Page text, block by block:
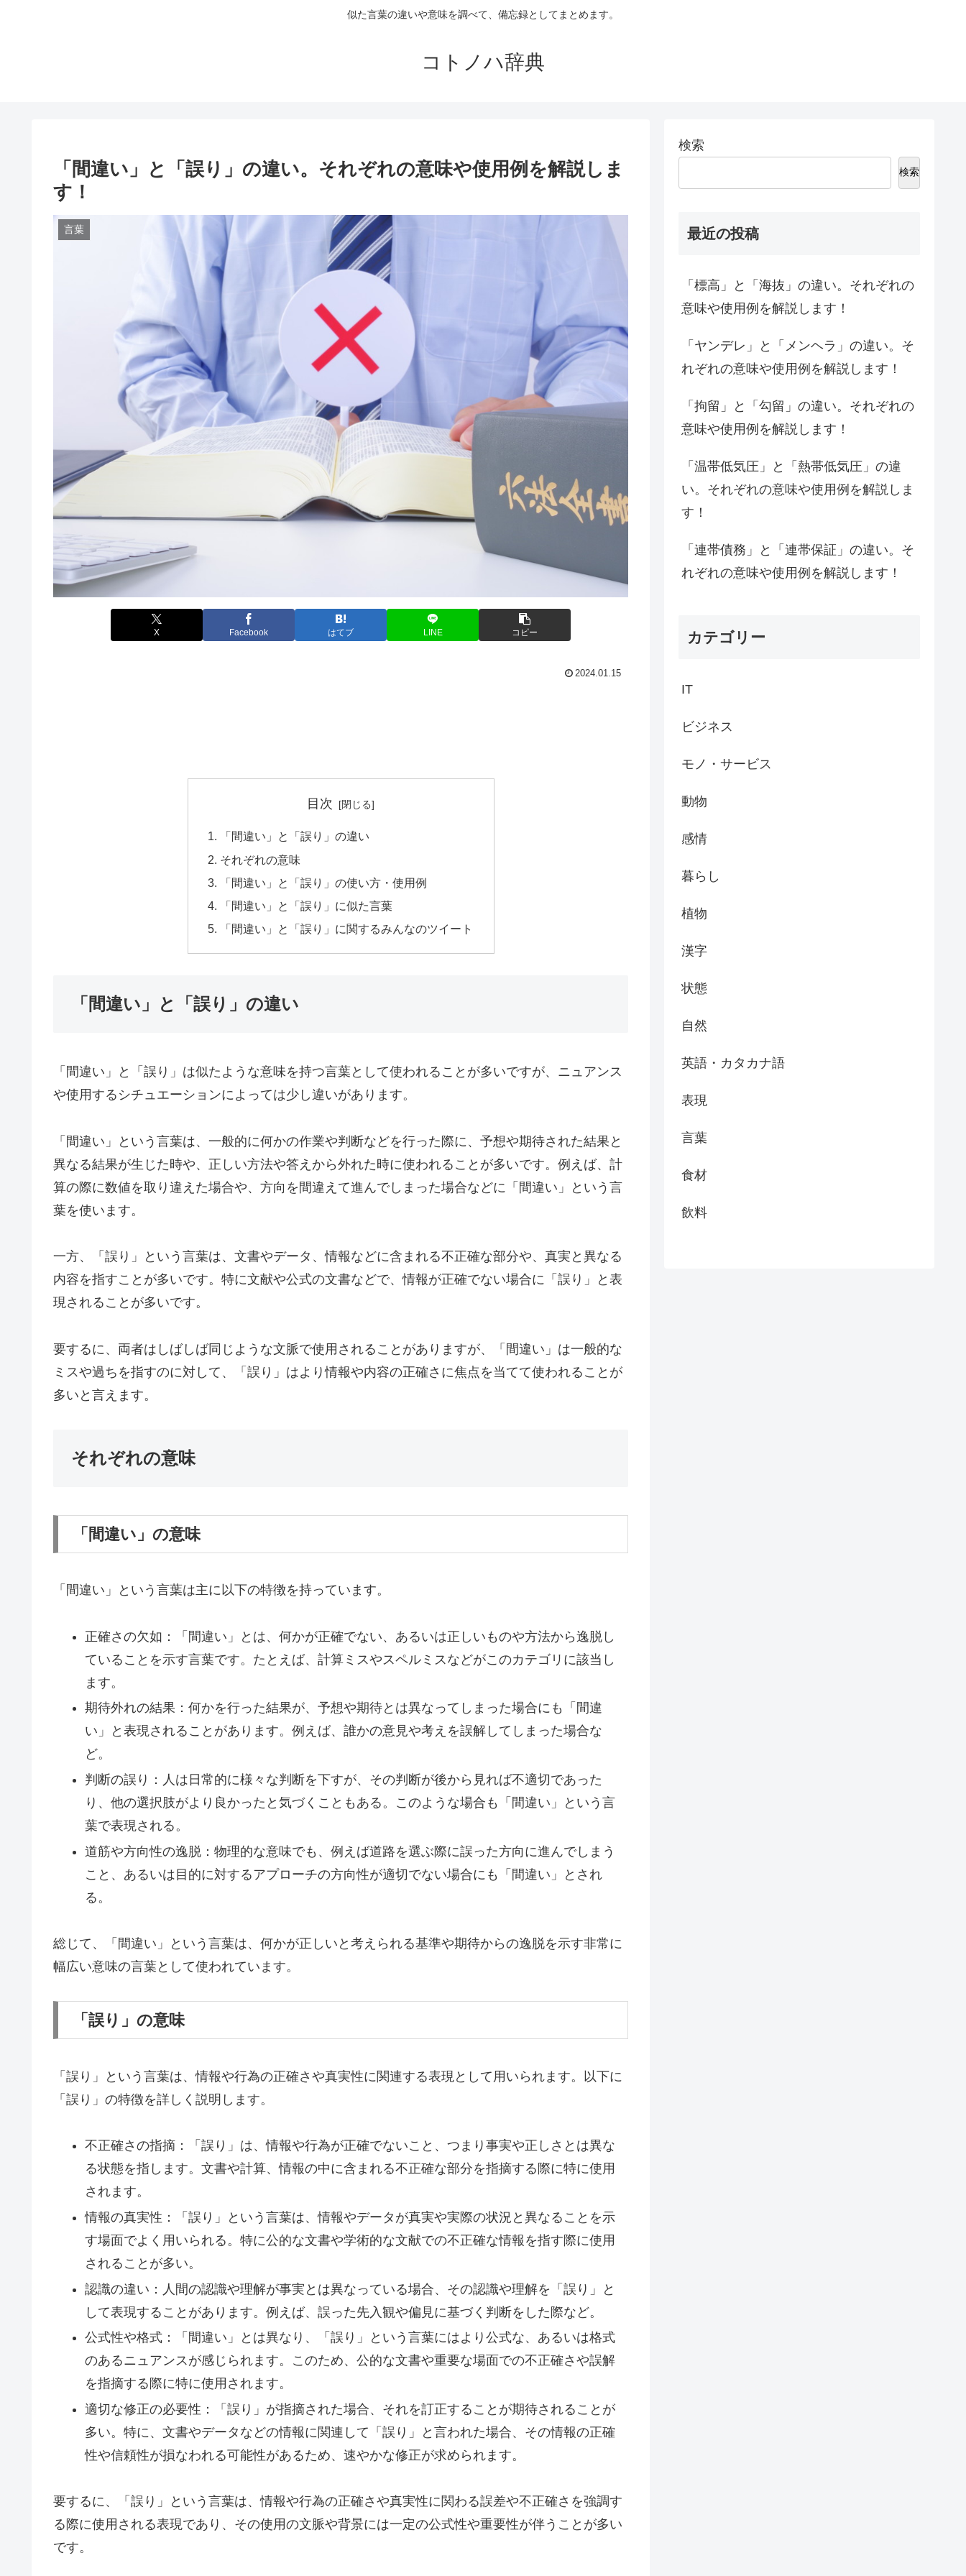
似た言葉の違いや意味を調べて、備忘録としてまとめます。
コトノハ辞典
「間違い」と「誤り」の違い。それぞれの意味や使用例を解説しま
す！
言葉
X Facebook はてブ LINE コピー
2024.01.15
目次
「間違い」と「誤り」の違い
それぞれの意味
「間違い」と「誤り」の使い方・使用例
「間違い」と「誤り」に似た言葉
「間違い」と「誤り」に関するみんなのツイート
「間違い」と「誤り」の違い
「間違い」と「誤り」は似たような意味を持つ言葉として使われることが多いですが、ニュアンス
や使用するシチュエーションによっては少し違いがあります。
「間違い」という言葉は、一般的に何かの作業や判断などを行った際に、予想や期待された結果と
異なる結果が生じた時や、正しい方法や答えから外れた時に使われることが多いです。例えば、計
算の際に数値を取り違えた場合や、方向を間違えて進んでしまった場合などに「間違い」という言
葉を使います。
一方、「誤り」という言葉は、文書やデータ、情報などに含まれる不正確な部分や、真実と異なる
内容を指すことが多いです。特に文献や公式の文書などで、情報が正確でない場合に「誤り」と表
現されることが多いです。
要するに、両者はしばしば同じような文脈で使用されることがありますが、「間違い」は一般的な
ミスや過ちを指すのに対して、「誤り」はより情報や内容の正確さに焦点を当てて使われることが
多いと言えます。
それぞれの意味
「間違い」の意味
「間違い」という言葉は主に以下の特徴を持っています。
正確さの欠如：「間違い」とは、何かが正確でない、あるいは正しいものや方法から逸脱し
ていることを示す言葉です。たとえば、計算ミスやスペルミスなどがこのカテゴリに該当し
ます。
期待外れの結果：何かを行った結果が、予想や期待とは異なってしまった場合にも「間違
い」と表現されることがあります。例えば、誰かの意見や考えを誤解してしまった場合な
ど。
判断の誤り：人は日常的に様々な判断を下すが、その判断が後から見れば不適切であった
り、他の選択肢がより良かったと気づくこともある。このような場合も「間違い」という言
葉で表現される。
道筋や方向性の逸脱：物理的な意味でも、例えば道路を選ぶ際に誤った方向に進んでしまう
こと、あるいは目的に対するアプローチの方向性が適切でない場合にも「間違い」とされ
る。
総じて、「間違い」という言葉は、何かが正しいと考えられる基準や期待からの逸脱を示す非常に
幅広い意味の言葉として使われています。
「誤り」の意味
「誤り」という言葉は、情報や行為の正確さや真実性に関連する表現として用いられます。以下に
「誤り」の特徴を詳しく説明します。
不正確さの指摘：「誤り」は、情報や行為が正確でないこと、つまり事実や正しさとは異な
る状態を指します。文書や計算、情報の中に含まれる不正確な部分を指摘する際に特に使用
されます。
情報の真実性：「誤り」という言葉は、情報やデータが真実や実際の状況と異なることを示
す場面でよく用いられる。特に公的な文書や学術的な文献での不正確な情報を指す際に使用
されることが多い。
認識の違い：人間の認識や理解が事実とは異なっている場合、その認識や理解を「誤り」と
して表現することがあります。例えば、誤った先入観や偏見に基づく判断をした際など。
公式性や格式：「間違い」とは異なり、「誤り」という言葉にはより公式な、あるいは格式
のあるニュアンスが感じられます。このため、公的な文書や重要な場面での不正確さや誤解
を指摘する際に特に使用されます。
適切な修正の必要性：「誤り」が指摘された場合、それを訂正することが期待されることが
多い。特に、文書やデータなどの情報に関連して「誤り」と言われた場合、その情報の正確
性や信頼性が損なわれる可能性があるため、速やかな修正が求められます。
要するに、「誤り」という言葉は、情報や行為の正確さや真実性に関わる誤差や不正確さを強調す
る際に使用される表現であり、その使用の文脈や背景には一定の公式性や重要性が伴うことが多い
です。
検索
検索
最近の投稿
「標高」と「海抜」の違い。それぞれの
意味や使用例を解説します！
「ヤンデレ」と「メンヘラ」の違い。そ
れぞれの意味や使用例を解説します！
「拘留」と「勾留」の違い。それぞれの
意味や使用例を解説します！
「温帯低気圧」と「熱帯低気圧」の違
い。それぞれの意味や使用例を解説しま
す！
「連帯債務」と「連帯保証」の違い。そ
れぞれの意味や使用例を解説します！
カテゴリー
IT
ビジネス
モノ・サービス
動物
感情
暮らし
植物
漢字
状態
自然
英語・カタカナ語
表現
言葉
食材
飲料